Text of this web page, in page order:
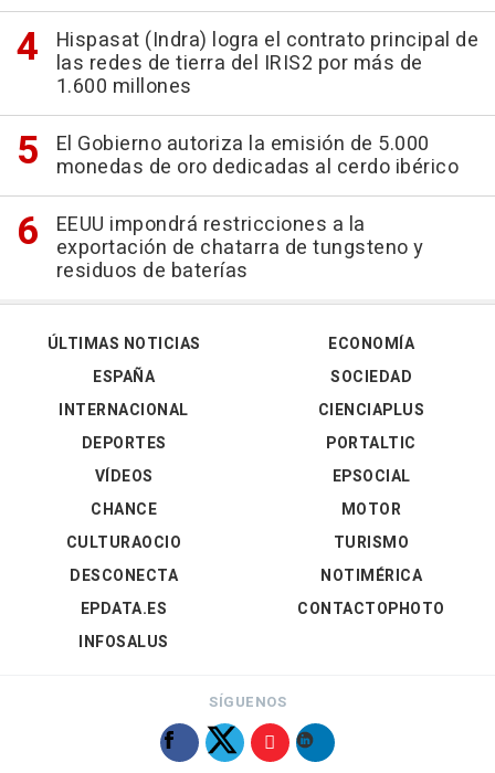
Hispasat (Indra) logra el contrato principal de
las redes de tierra del IRIS2 por más de
1.600 millones
El Gobierno autoriza la emisión de 5.000
monedas de oro dedicadas al cerdo ibérico
EEUU impondrá restricciones a la
exportación de chatarra de tungsteno y
residuos de baterías
ÚLTIMAS NOTICIAS
ESPAÑA
INTERNACIONAL
DEPORTES
VÍDEOS
ECONOMÍA
SOCIEDAD
CIENCIAPLUS
PORTALTIC
EPSOCIAL
CHANCE
CULTURAOCIO
DESCONECTA
EPDATA.ES
INFOSALUS
MOTOR
TURISMO
NOTIMÉRICA
CONTACTOPHOTO
SÍGUENOS